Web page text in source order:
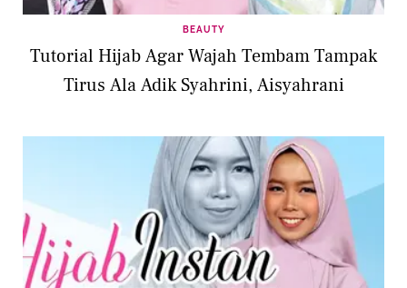
BEAUTY
Tutorial Hijab Agar Wajah Tembam Tampak
Tirus Ala Adik Syahrini, Aisyahrani